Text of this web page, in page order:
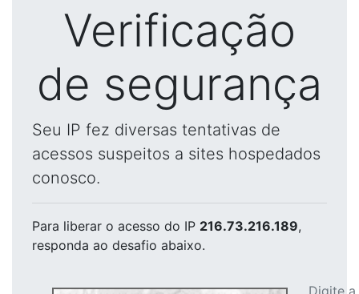
Verificação
de segurança
Seu IP fez diversas tentativas de
acessos suspeitos a sites hospedados
conosco.
Para liberar o acesso do IP 216.73.216.189,
responda ao desafio abaixo.
Digite